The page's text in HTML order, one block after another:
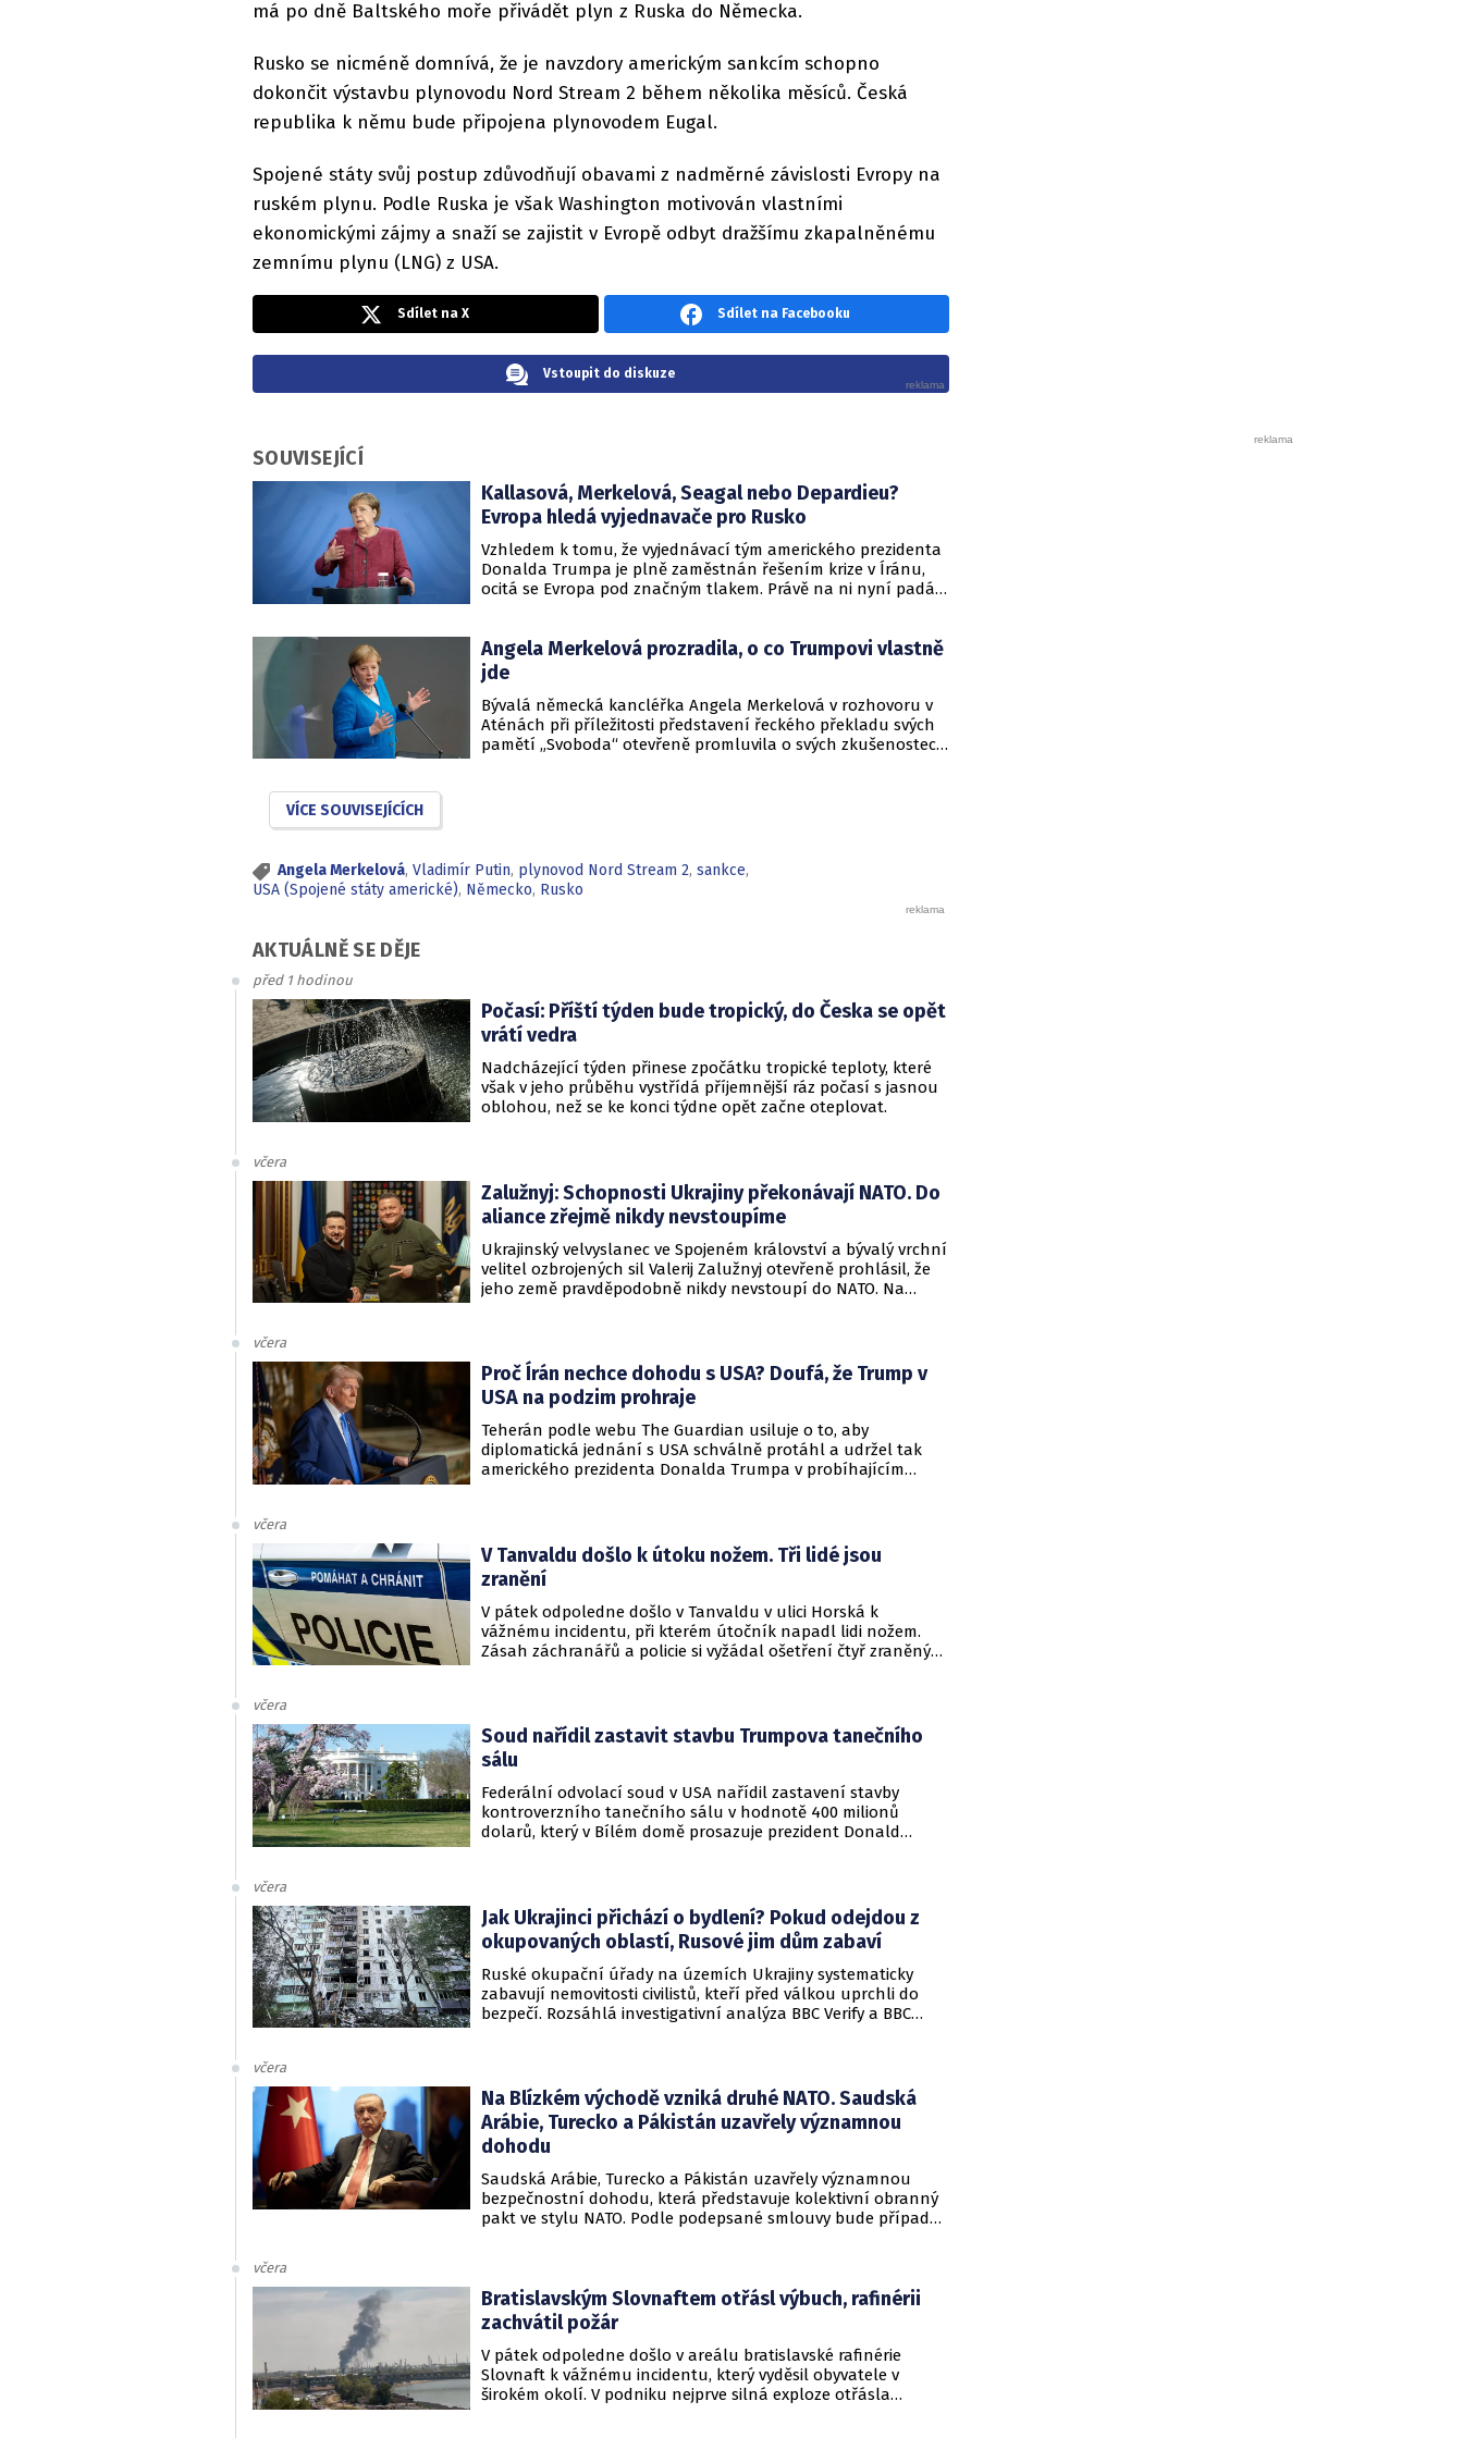
má po dně Baltského moře přivádět plyn z Ruska do Německa.
Rusko se nicméně domnívá, že je navzdory americkým sankcím schopno
dokončit výstavbu plynovodu Nord Stream 2 během několika měsíců. Česká
republika k němu bude připojena plynovodem Eugal.
Spojené státy svůj postup zdůvodňují obavami z nadměrné závislosti Evropy na
ruském plynu. Podle Ruska je však Washington motivován vlastními
ekonomickými zájmy a snaží se zajistit v Evropě odbyt dražšímu zkapalněnému
zemnímu plynu (LNG) z USA.
Sdílet na X Sdílet na Facebooku
Vstoupit do diskuze
SOUVISEJÍCÍ
Kallasová, Merkelová, Seagal nebo Depardieu?
Evropa hledá vyjednavače pro Rusko
Vzhledem k tomu, že vyjednávací tým amerického prezidenta
Donalda Trumpa je plně zaměstnán řešením krize v Íránu,
ocitá se Evropa pod značným tlakem. Právě na ni nyní padá
tomuto kroku vyjadřují otevřenost jak Kyjev, tak Moskva.
Angela Merkelová prozradila, o co Trumpovi vlastně
jde
Bývalá německá kancléřka Angela Merkelová v rozhovoru v
Aténách při příležitosti představení řeckého překladu svých
pamětí „Svoboda“ otevřeně promluvila o svých zkušenostech
VÍCE SOUVISEJÍCÍCH
Angela Merkelová, Vladimír Putin, plynovod Nord Stream 2, sankce,
USA (Spojené státy americké), Německo, Rusko
AKTUÁLNĚ SE DĚJE
před 1 hodinou
Počasí: Příští týden bude tropický, do Česka se opět
vrátí vedra
Nadcházející týden přinese zpočátku tropické teploty, které
však v jeho průběhu vystřídá příjemnější ráz počasí s jasnou
oblohou, než se ke konci týdne opět začne oteplovat.
včera
Zalužnyj: Schopnosti Ukrajiny překonávají NATO. Do
aliance zřejmě nikdy nevstoupíme
Ukrajinský velvyslanec ve Spojeném království a bývalý vrchní
velitel ozbrojených sil Valerij Zalužnyj otevřeně prohlásil, že
jeho země pravděpodobně nikdy nevstoupí do NATO. Na
nedosažitelné.
včera
Proč Írán nechce dohodu s USA? Doufá, že Trump v
USA na podzim prohraje
Teherán podle webu The Guardian usiluje o to, aby
diplomatická jednání s USA schválně protáhl a udržel tak
amerického prezidenta Donalda Trumpa v probíhajícím
rukojmími za prezidenta Jimmyho Cartera.
včera
V Tanvaldu došlo k útoku nožem. Tři lidé jsou
zranění
V pátek odpoledne došlo v Tanvaldu v ulici Horská k
vážnému incidentu, při kterém útočník napadl lidi nožem.
Zásah záchranářů a policie si vyžádal ošetření čtyř zraněných
včera
Soud nařídil zastavit stavbu Trumpova tanečního
sálu
Federální odvolací soud v USA nařídil zastavení stavby
kontroverzního tanečního sálu v hodnotě 400 milionů
dolarů, který v Bílém domě prosazuje prezident Donald
včera
Jak Ukrajinci přichází o bydlení? Pokud odejdou z
okupovaných oblastí, Rusové jim dům zabaví
Ruské okupační úřady na územích Ukrajiny systematicky
zabavují nemovitosti civilistů, kteří před válkou uprchli do
bezpečí. Rozsáhlá investigativní analýza BBC Verify a BBC
včera
Na Blízkém východě vzniká druhé NATO. Saudská
Arábie, Turecko a Pákistán uzavřely významnou
dohodu
Saudská Arábie, Turecko a Pákistán uzavřely významnou
bezpečnostní dohodu, která představuje kolektivní obranný
pakt ve stylu NATO. Podle podepsané smlouvy bude případný
včera
Bratislavským Slovnaftem otřásl výbuch, rafinérii
zachvátil požár
V pátek odpoledne došlo v areálu bratislavské rafinérie
Slovnaft k vážnému incidentu, který vyděsil obyvatele v
širokém okolí. V podniku nejprve silná exploze otřásla